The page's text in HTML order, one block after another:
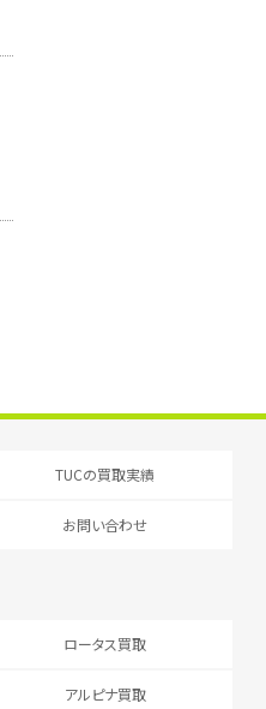
TUCの買取実績
お問い合わせ
ロータス買取
アルピナ買取